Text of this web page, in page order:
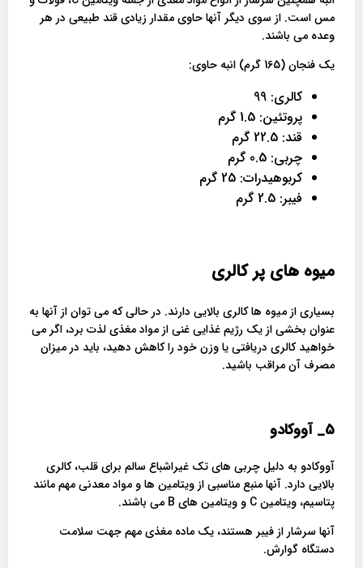
مس است. از سوی دیگر آنها حاوی مقدار زیادی قند طبیعی در هر
وعده می باشند.
یک فنجان (165 گرم) انبه حاوی:
کالری: 99
پروتئین: 1.5 گرم
قند: 22.5 گرم
چربی: 0.5 گرم
کربوهیدرات: 25 گرم
فیبر: 2.5 گرم
میوه های پر کالری
بسیاری از میوه ها کالری بالایی دارند. در حالی که می توان از آنها به
عنوان بخشی از یک رژیم غذایی غنی از مواد مغذی لذت برد، اگر می
خواهید کالری دریافتی یا وزن خود را کاهش دهید، باید در میزان
مصرف آن مراقب باشید.
5_ آووکادو
آووکادو به دلیل چربی های تک غیراشباع سالم برای قلب، کالری
بالایی دارد. آنها منبع مناسبی از ویتامین ها و مواد معدنی مهم مانند
پتاسیم، ویتامین C و ویتامین های B می باشند.
آنها سرشار از فیبر هستند، یک ماده مغذی مهم جهت سلامت
دستگاه گوارش.